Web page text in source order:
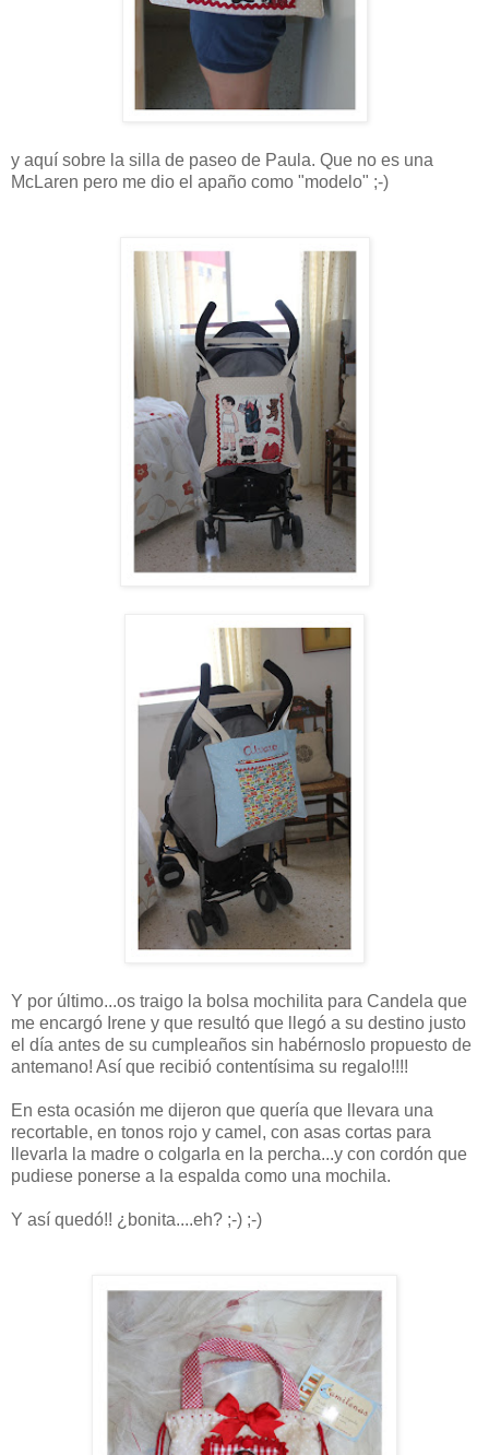
y aquí sobre la silla de paseo de Paula. Que no es una
McLaren pero me dio el apaño como "modelo" ;-)
Y por último...os traigo la bolsa mochilita para Candela que
me encargó Irene y que resultó que llegó a su destino justo
el día antes de su cumpleaños sin habérnoslo propuesto de
antemano! Así que recibió contentísima su regalo!!!!
En esta ocasión me dijeron que quería que llevara una
recortable, en tonos rojo y camel, con asas cortas para
llevarla la madre o colgarla en la percha...y con cordón que
pudiese ponerse a la espalda como una mochila.
Y así quedó!! ¿bonita....eh? ;-) ;-)